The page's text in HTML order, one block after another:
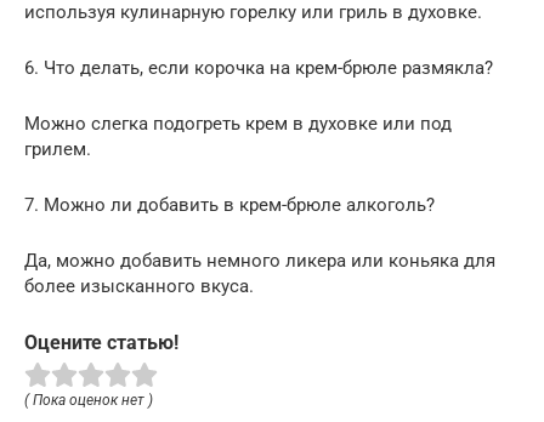
используя кулинарную горелку или гриль в духовке.
6. Что делать, если корочка на крем-брюле размякла?
Можно слегка подогреть крем в духовке или под
грилем.
7. Можно ли добавить в крем-брюле алкоголь?
Да, можно добавить немного ликера или коньяка для
более изысканного вкуса.
Оцените статью!
( Пока оценок нет )